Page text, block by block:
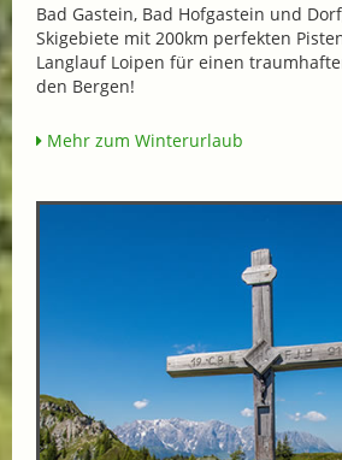
Bad Gastein, Bad Hofgastein und
Skigebiete mit 200km perfekten
Langlauf Loipen für einen
den Bergen!
Mehr zum Winterurlaub